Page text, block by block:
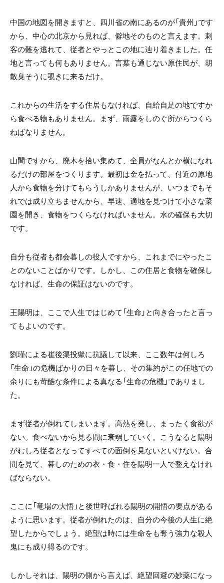
中国の地図を開きますと、四川省の南にあるのが「貴州」です
から、中心の北京から見れば、僻地そのものと言えます。刺
客の難を逃れて、従者とやっとこの地に辿り着きました。任
地と言っても何もありません。言葉も通じない原住民が、胡
散臭そうに覗きに来るだけ。
これからの生活をする住居もなければ、自給自足の地ですか
ら食べる物もありません。まず、雨露をしのぐ所からつくら
ねばなりません。
山間ですから、廃木を拾い集めて、全員がなんとか横になれ
るだけの部屋をつくります。最初は金を払って、付近の原地
人から食物を分けてもらうしかありませんが、いつまでもそ
れでは成り立ちませんから、早速、適地を見つけて小さな菜
園を開き、食物をつくらなければいません。水の確保も大切
です。
自分も従者も都会暮しの役人ですから、これまでにやったこ
とのないことばかりです。しかし、この住居と食物を確保し
なければ、生命の保証はないのです。
王陽明は、ここで人生ではじめて「生命」と向き合ったと言っ
てもよいのです。
劉瑾による崔後渠投獄に抗議して以来、ここ数年は何しろ
「生命」の危機ばかりの日々を暮し、その集約がこの任地での
余りにも苛酷な条件による真なる「生命の危機」でありまし
た。
まず従者が倒れてしまいます。高熱を発し、まったく食欲が
ない。食べないから見る間に衰弱していく。こうなると陽明
がむしろ従者となってすべての面倒を見ないといけない。合
間を見て、暮しのための衣・食・住を陽明一人で整えなけれ
ばならない。
ここに「竜場の大悟」と後世呼ばれる陽明の開悟の要点がある
ように思います。従者が倒れたのは、自分の今後の人生に絶
望したからでしょう。絶望は時には生命をも奪う強力な殺人
鬼にも成り得るのです。
しかしそれは、陽明の側から言えば、絶望回避の妙薬になっ